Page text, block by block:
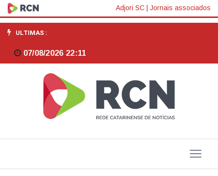
Farol
TCE/SC:
Instrumento
cidadania
Adjori SC Jornais associados
ULTIMAS :
07/08/2026 22:11